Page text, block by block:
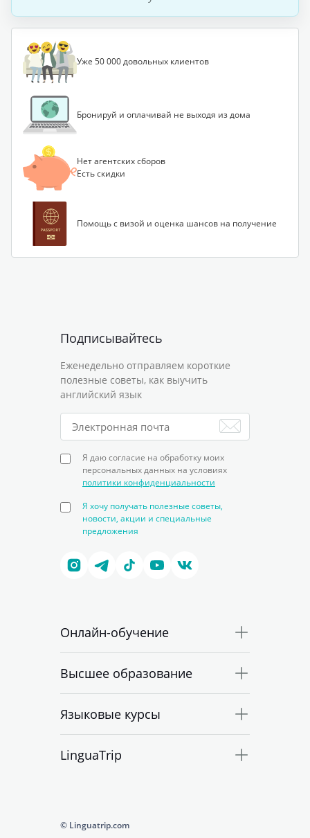
Уже 50 000 довольных клиентов
Бронируй и оплачивай не выходя из дома
Нет агентских сборов
Есть скидки
Помощь с визой и оценка шансов на получение
Подписывайтесь
Еженедельно отправляем короткие
полезные советы, как выучить
английский язык
Я даю согласие на обработку моих
персональных данных на условиях
политики конфиденциальности
Я хочу получать полезные советы,
новости, акции и специальные
предложения
Онлайн-обучение
Высшее образование
Языковые курсы
LinguaTrip
© Linguatrip.com